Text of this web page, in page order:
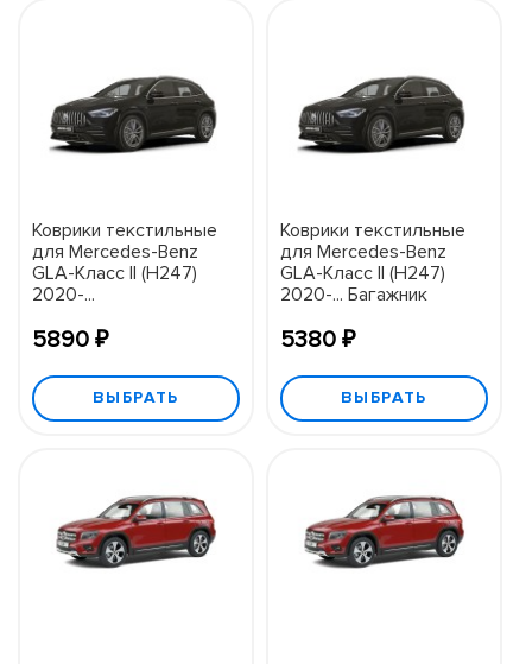
Коврики текстильные
для Mercedes-Benz
GLA-Класс II (H247)
2020-...
5890 ₽
ВЫБРАТЬ
Коврики текстильные
для Mercedes-Benz
GLA-Класс II (H247)
2020-... Багажник
5380 ₽
ВЫБРАТЬ